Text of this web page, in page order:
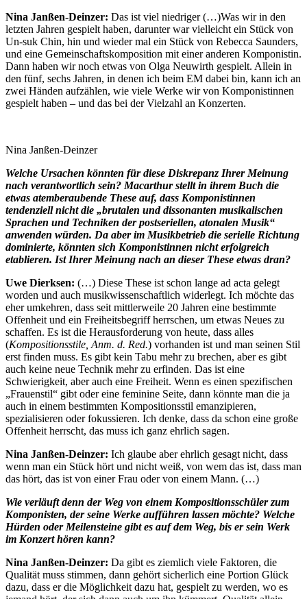
Nina Janßen-Deinzer: Das ist viel niedriger (…)Was wir in den
letzten Jahren gespielt haben, darunter war vielleicht ein Stück von
Un-suk Chin, hin und wieder mal ein Stück von Rebecca Saunders,
und eine Gemeinschaftskomposition mit einer anderen Komponistin.
Dann haben wir noch etwas von Olga Neuwirth gespielt. Allein in
den fünf, sechs Jahren, in denen ich beim EM dabei bin, kann ich an
zwei Händen aufzählen, wie viele Werke wir von Komponistinnen
gespielt haben – und das bei der Vielzahl an Konzerten.
Nina Janßen-Deinzer
Welche Ursachen könnten für diese Diskrepanz Ihrer Meinung
nach verantwortlich sein? Macarthur stellt in ihrem Buch die
etwas atemberaubende These auf, dass Komponistinnen
tendenziell nicht die „brutalen und dissonanten musikalischen
Sprachen und Techniken der postseriellen, atonalen Musik“
anwenden würden. Da aber im Musikbetrieb die serielle Richtung
dominierte, könnten sich Komponistinnen nicht erfolgreich
etablieren. Ist Ihrer Meinung nach an dieser These etwas dran?
Uwe Dierksen: (…) Diese These ist schon lange ad acta gelegt
worden und auch musikwissenschaftlich widerlegt. Ich möchte das
eher umkehren, dass seit mittlerweile 20 Jahren eine bestimmte
Offenheit und ein Freiheitsbegriff herrschen, um etwas Neues zu
schaffen. Es ist die Herausforderung von heute, dass alles
(Kompositionsstile, Anm. d. Red.) vorhanden ist und man seinen Stil
erst finden muss. Es gibt kein Tabu mehr zu brechen, aber es gibt
auch keine neue Technik mehr zu erfinden. Das ist eine
Schwierigkeit, aber auch eine Freiheit. Wenn es einen spezifischen
„Frauenstil“ gibt oder eine feminine Seite, dann könnte man die ja
auch in einem bestimmten Kompositionsstil emanzipieren,
spezialisieren oder fokussieren. Ich denke, dass da schon eine große
Offenheit herrscht, das muss ich ganz ehrlich sagen.
Nina Janßen-Deinzer: Ich glaube aber ehrlich gesagt nicht, dass
wenn man ein Stück hört und nicht weiß, von wem das ist, dass man
das hört, das ist von einer Frau oder von einem Mann. (…)
Wie verläuft denn der Weg von einem Kompositionsschüler zum
Komponisten, der seine Werke aufführen lassen möchte? Welche
Hürden oder Meilensteine gibt es auf dem Weg, bis er sein Werk
im Konzert hören kann?
Nina Janßen-Deinzer: Da gibt es ziemlich viele Faktoren, die
Qualität muss stimmen, dann gehört sicherlich eine Portion Glück
dazu, dass er die Möglichkeit dazu hat, gespielt zu werden, wo es